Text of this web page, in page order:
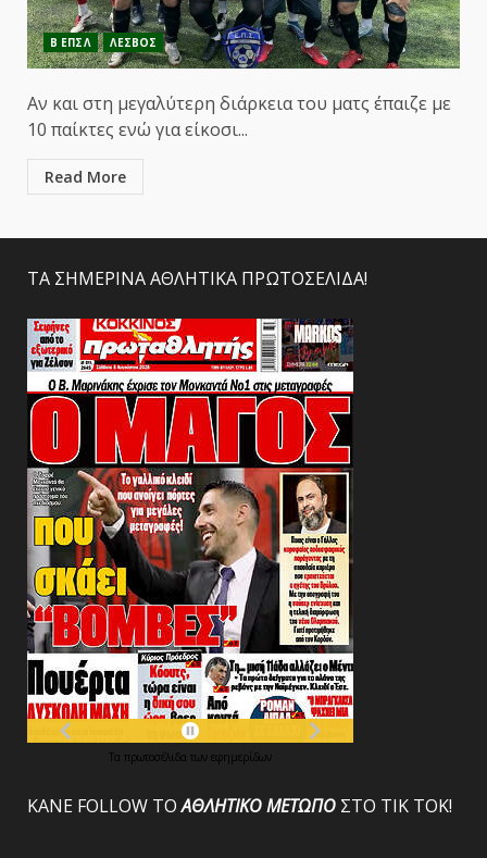
Β ΕΠΣΛ ΛΕΣΒΟΣ
Αν και στη μεγαλύτερη διάρκεια του ματς έπαιζε με
10 παίκτες ενώ για είκοσι...
Read More
ΤΑ ΣΗΜΕΡΙΝΑ ΑΘΛΗΤΙΚΑ ΠΡΩΤΟΣΕΛΙΔΑ!
Τα πρωτοσέλιδα των εφημερίδων
ΚΑΝΕ FOLLOW ΤΟΑΘΛΗΤΙΚΟΜΕΤΩΠΟ ΣΤΟ ΤΙΚ ΤΟΚ!